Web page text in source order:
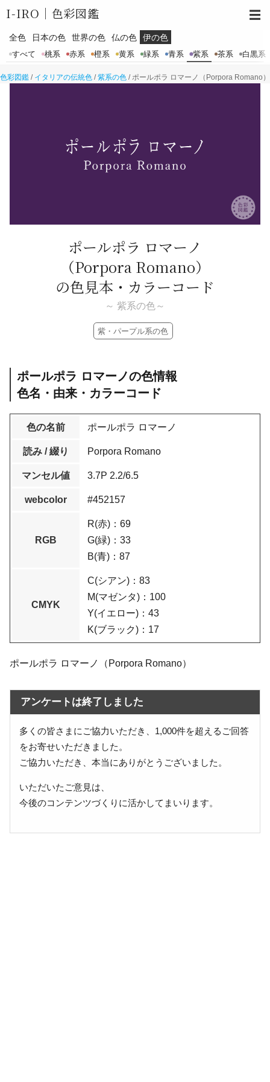
I-IRO｜ 色彩図鑑
全色 日本の色 世界の色 仏の色 伊の色
すべて 桃系 赤系 橙系 黄系 緑系 青系 紫系 茶系 白黒系
☰
色彩図鑑 / イタリアの伝統色 / 紫系の色 /ポールポラ ロマーノ（Porpora Romano）
ポールポラ ロマーノ
（Porpora Romano）
の色見本・カラーコード
～ 紫系の色～
紫・パープル系の色
ポールポラ ロマーノの色情報
色名・由来・カラーコード
色の名前 ポールポラ ロマーノ
読み / 綴り Porpora Romano
マンセル値 3.7P 2.2/6.5
webcolor #452157
RGB
R(赤)：69
G(緑)：33
B(青)：87
CMYK
C(シアン)：83
M(マゼンタ)：100
Y(イエロー)：43
K(ブラック)：17
ポールポラ ロマーノ（Porpora Romano）
アンケートは終了しました
多くの皆さまにご協力いただき、1,000件を超えるご回答
をお寄せいただきました。
ご協力いただき、本当にありがとうございました。
いただいたご意見は、
今後のコンテンツづくりに活かしてまいります。